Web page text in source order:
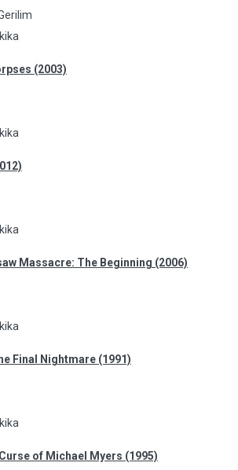
(2003)
Massacre: The Beginning (2006)
Final Nightmare (1991)
of Michael Myers (1995)